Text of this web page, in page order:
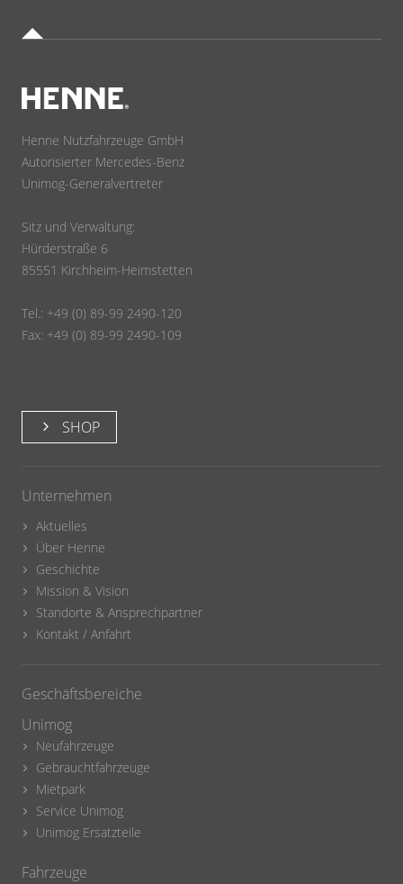
Henne Nutzfahrzeuge GmbH
Autorisierter Mercedes-Benz
Unimog-Generalvertreter
Sitz und Verwaltung:
Hürderstraße 6
85551 Kirchheim-Heimstetten
Tel.: +49 (0) 89-99 2490-120
Fax: +49 (0) 89-99 2490-109
SHOP
Unternehmen
Aktuelles
Über Henne
Geschichte
Mission & Vision
Standorte & Ansprechpartner
Kontakt / Anfahrt
Geschäftsbereiche
Unimog
Neufahrzeuge
Gebrauchtfahrzeuge
Mietpark
Service Unimog
Unimog Ersatzteile
Fahrzeuge